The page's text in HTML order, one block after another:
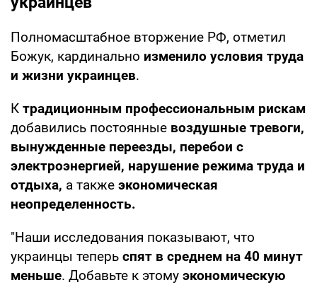
Полномасштабное вторжение РФ, отметил
Божук, кардинально изменило условия труда
и жизни украинцев.
К традиционным профессиональным рискам
добавились постоянные воздушные тревоги,
вынужденные переезды, перебои с
электроэнергией, нарушение режима труда и
отдыха, а также экономическая
неопределенность.
"Наши исследования показывают, что
украинцы теперь спят в среднем на 40 минут
меньше. Добавьте к этому экономическую